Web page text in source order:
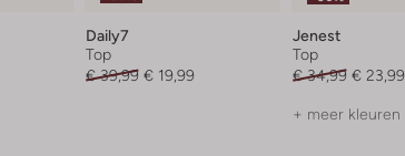
Daily7
Top
€ 39,99 € 19,99
Jenest
Top
€ 34,99 € 23,99
+ meer kleuren